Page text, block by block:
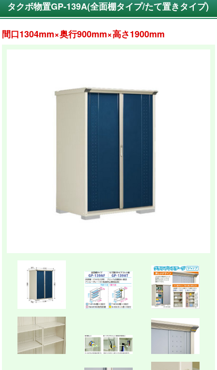
タクボ物置GP-139A(全面棚タイプ/たて置きタイプ)
間口1304mm×奥行900mm×高さ1900mm